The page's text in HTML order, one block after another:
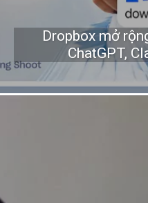
Dropbox mở
ChatGPT,